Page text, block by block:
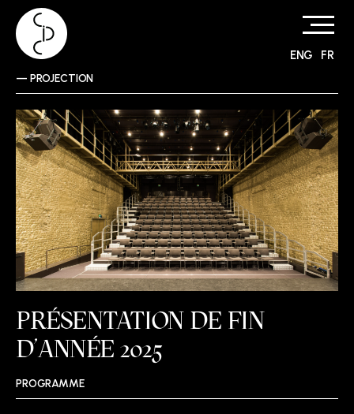
ENG FR
— PROJECTION
PRÉSENTATION DE FIN
D’ANNÉE 2025
PROGRAMME